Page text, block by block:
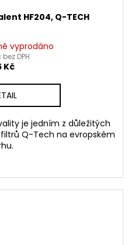
HF204, Q-TECH
vyprodáno
bez DPH
Kč
je jedním z důležitých
Q-Tech na evropském